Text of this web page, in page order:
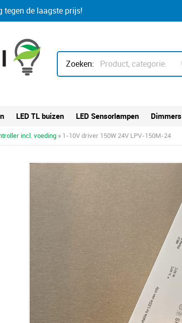
tegen de laagste prijs!
Zoeken:
LED TL buizen LED Sensorlampen Dimmers
incl. voeding » 1-10V driver 150W 24V LPV-150M-24